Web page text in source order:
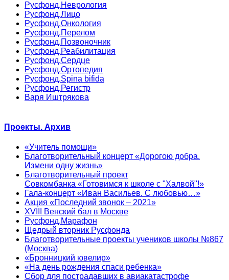
Русфонд.Неврология
Русфонд.Лицо
Русфонд.Онкология
Русфонд.Перелом
Русфонд.Позвоночник
Русфонд.Реабилитация
Русфонд.Сердце
Русфонд.Ортопедия
Русфонд.Spina bifida
Русфонд.Регистр
Варя Иштрякова
Проекты. Архив
«Учитель помощи»
Благотворительный концерт «Дорогою добра.
Измени одну жизнь»
Благотворительный проект
Совкомбанка «Готовимся к школе с "Халвой"!»
Гала-концерт «Иван Васильев. С любовью…»
Акция «Последний звонок – 2021»
XVIII Венский бал в Москве
Русфонд.Марафон
Щедрый вторник Русфонда
Благотворительные проекты учеников школы №867
(Москва)
«Бронницкий ювелир»
«На день рождения спаси ребенка»
Сбор для пострадавших в авиакатастрофе